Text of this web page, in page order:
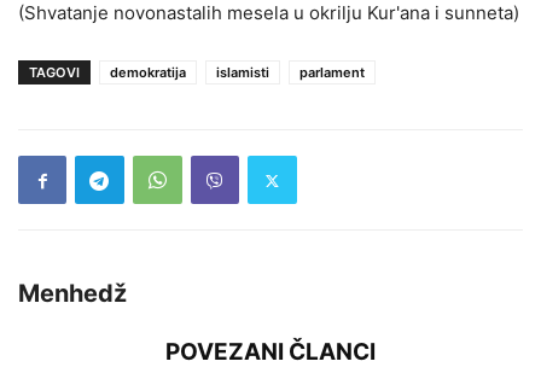
(Shvatanje novonastalih mesela u okrilju Kur'ana i sunneta)
TAGOVI demokratija islamisti parlament
Menhedž
POVEZANI ČLANCI